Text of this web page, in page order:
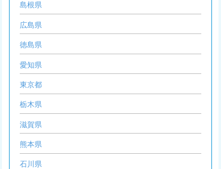
島根県
広島県
徳島県
愛知県
東京都
栃木県
滋賀県
熊本県
石川県